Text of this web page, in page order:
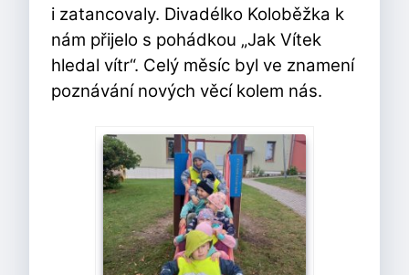
i zatancovaly. Divadélko Koloběžka k
nám přijelo s pohádkou „Jak Vítek
hledal vítr“. Celý měsíc byl ve znamení
poznávání nových věcí kolem nás.